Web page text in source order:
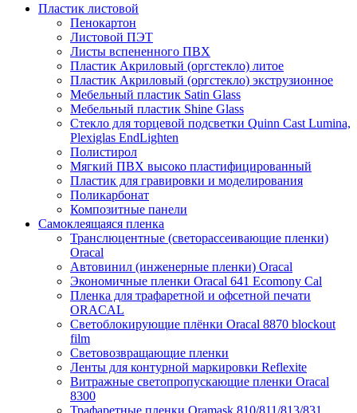
Пластик листовой
Пенокартон
Листовой ПЭТ
Листы вспененного ПВХ
Пластик Акриловый (оргстекло) литое
Пластик Акриловый (оргстекло) экструзионное
Мебельный пластик Satin Glass
Мебельный пластик Shine Glass
Стекло для торцевой подсветки Quinn Cast Lumina,
Plexiglas EndLighten
Полистирол
Мягкий ПВХ высоко пластифицированный
Пластик для гравировки и моделирования
Поликарбонат
Композитные панели
Самоклеящаяся пленка
Транслюцентные (светорассеивающие пленки)
Oracal
Автовинил (инженерные пленки) Oracal
Экономичные пленки Oracal 641 Ecomony Cal
Пленка для трафаретной и офсетной печати
ORACAL
Светоблокирующие плёнки Oracal 8870 blockout
film
Световозвращающие пленки
Ленты для контурной маркировки Reflexite
Витражные светопропускающие пленки Oracal
8300
Трафаретные пленки Oramask 810/811/813/831